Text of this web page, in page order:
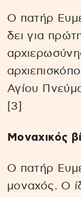
Ο πατήρ
δει για
Αγίου
[3]
Μοναχικός
Ο πατήρ
μοναχός. Ο